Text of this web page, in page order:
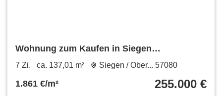
Wohnung zum Kaufen in Siegen
Oberschelden 255.000 € 137.01 m²
7 Zi. ca. 137,01 m² Siegen / Ober... 57080
1.861 €/m² 255.000 €